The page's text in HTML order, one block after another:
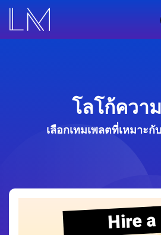
โลโก้ควา
เลือกเทมเพลตที่เหมาะ
Hire a